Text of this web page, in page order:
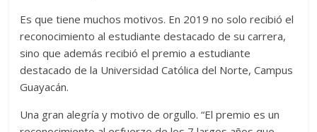
Es que tiene muchos motivos. En 2019 no solo recibió el
reconocimiento al estudiante destacado de su carrera,
sino que además recibió el premio a estudiante
destacado de la Universidad Católica del Norte, Campus
Guayacán.
Una gran alegría y motivo de orgullo. “El premio es un